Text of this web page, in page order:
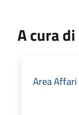
A cura di
Area Affari